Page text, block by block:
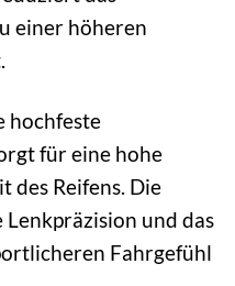
einer höheren
hochfeste
für eine hohe
des Reifens. Die
und das
Fahrgefühl